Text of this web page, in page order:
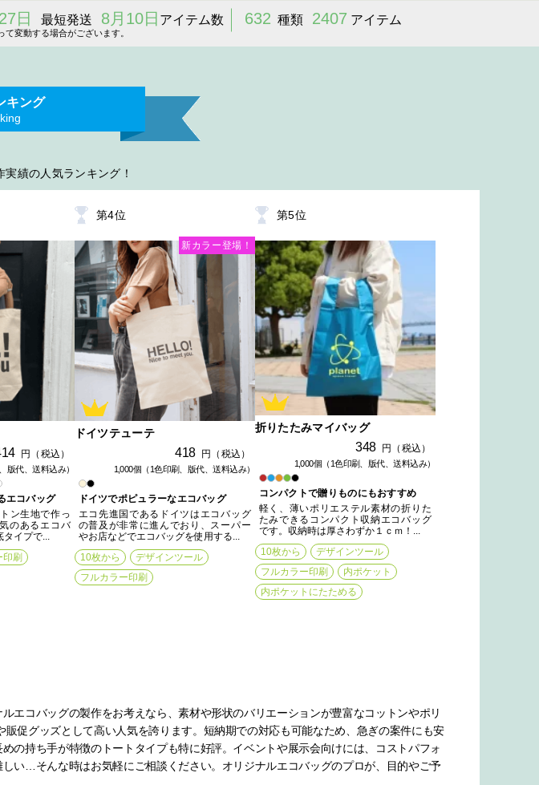
日 最短発送 8月10日 アイテム数 632 種類 2407 アイテム
変動する場合がございます。
キング
績の人気ランキング！
円（税込）
版代、送料込み）
エコバッグ
ン生地で作っ
のあるエコバ
タイプで...
印刷
第4位
新カラー登場！
ドイツテューテ
418 円（税込）
1,000個（1色印刷、版代、送料込み）
ドイツでポピュラーなエコバッグ
エコ先進国であるドイツはエコバッグ
の普及が非常に進んでおり、スーパー
やお店などでエコバッグを使用する...
10枚から
デザインツール
フルカラー印刷
第5位
折りたたみマイバッグ
348 円（税込）
1,000個（1色印刷、版代、送料込み）
コンパクトで贈りものにもおすすめ
軽く、薄いポリエステル素材の折りた
たみできるコンパクト収納エコバッグ
です。収納時は厚さわずか１ｃｍ！...
10枚から
デザインツール
フルカラー印刷
内ポケット
内ポケットにたためる
エコバッグの製作をお考えなら、素材や形状のバリエーションが豊富なコットンやポリ
促グッズとして高い人気を誇ります。短納期での対応も可能なため、急ぎの案件にも安
の持ち手が特徴のトートタイプも特に好評。イベントや展示会向けには、コストパフォ
い…そんな時はお気軽にご相談ください。オリジナルエコバッグのプロが、目的やご予